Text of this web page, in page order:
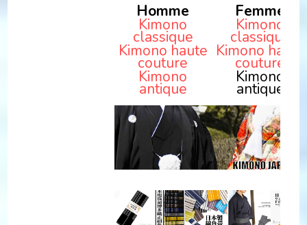
Homme Femme
Kimono
classique
Kimono
classique
Kimono haute
couture
Kimono haute
couture
Kimono
antique
Kimono
antique